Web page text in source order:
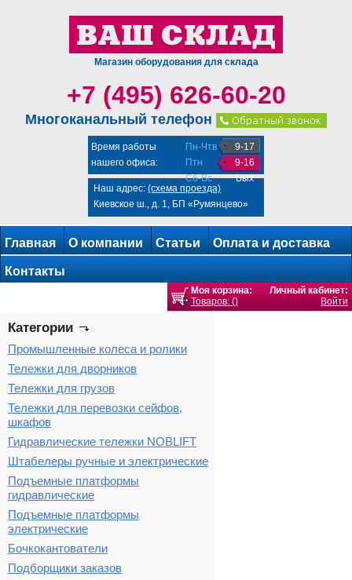
Магазин оборудования для склада
+7 (495) 626-60-20
Многоканальный телефон
Время работы
нашего офиса:
Пн-Чтв
Птн
Сб-Вс
9-17
9-16
Вых
Наш адрес: (схема проезда)
Киевское ш., д. 1, БП «Румянцево»
Главная О компании Статьи Оплата и доставка
Контакты
Моя корзина:
Товаров: ()
Личный кабинет:
Войти
Категории
Промышленные колеса и ролики
Тележки для дворников
Тележки для грузов
Тележки для перевозки сейфов,
шкафов
Гидравлические тележки NOBLIFT
Штабелеры ручные и электрические
Подъемные платформы
гидравлические
Подъемные платформы
электрические
Бочкокантователи
Подборщики заказов